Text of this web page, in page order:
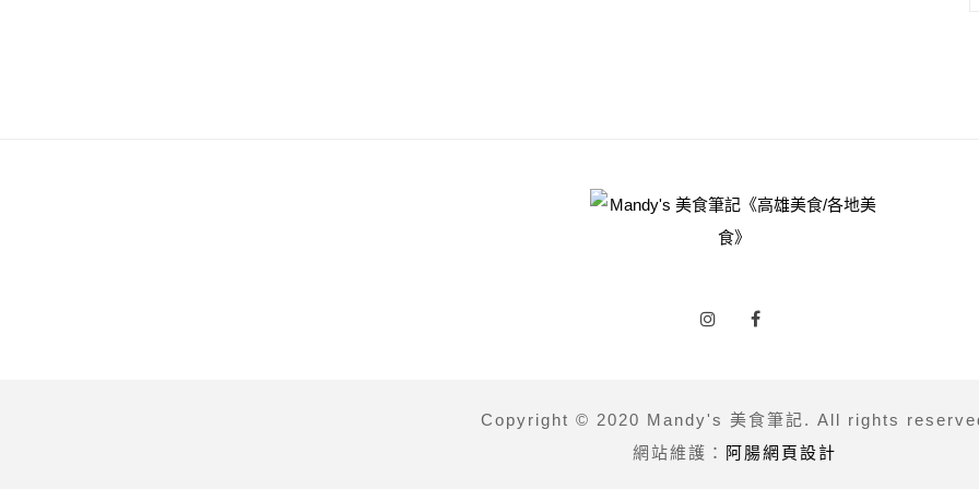
Copyright © 2020 Mandy's 美食筆記. All rights
網站維護： 阿腸網頁設計